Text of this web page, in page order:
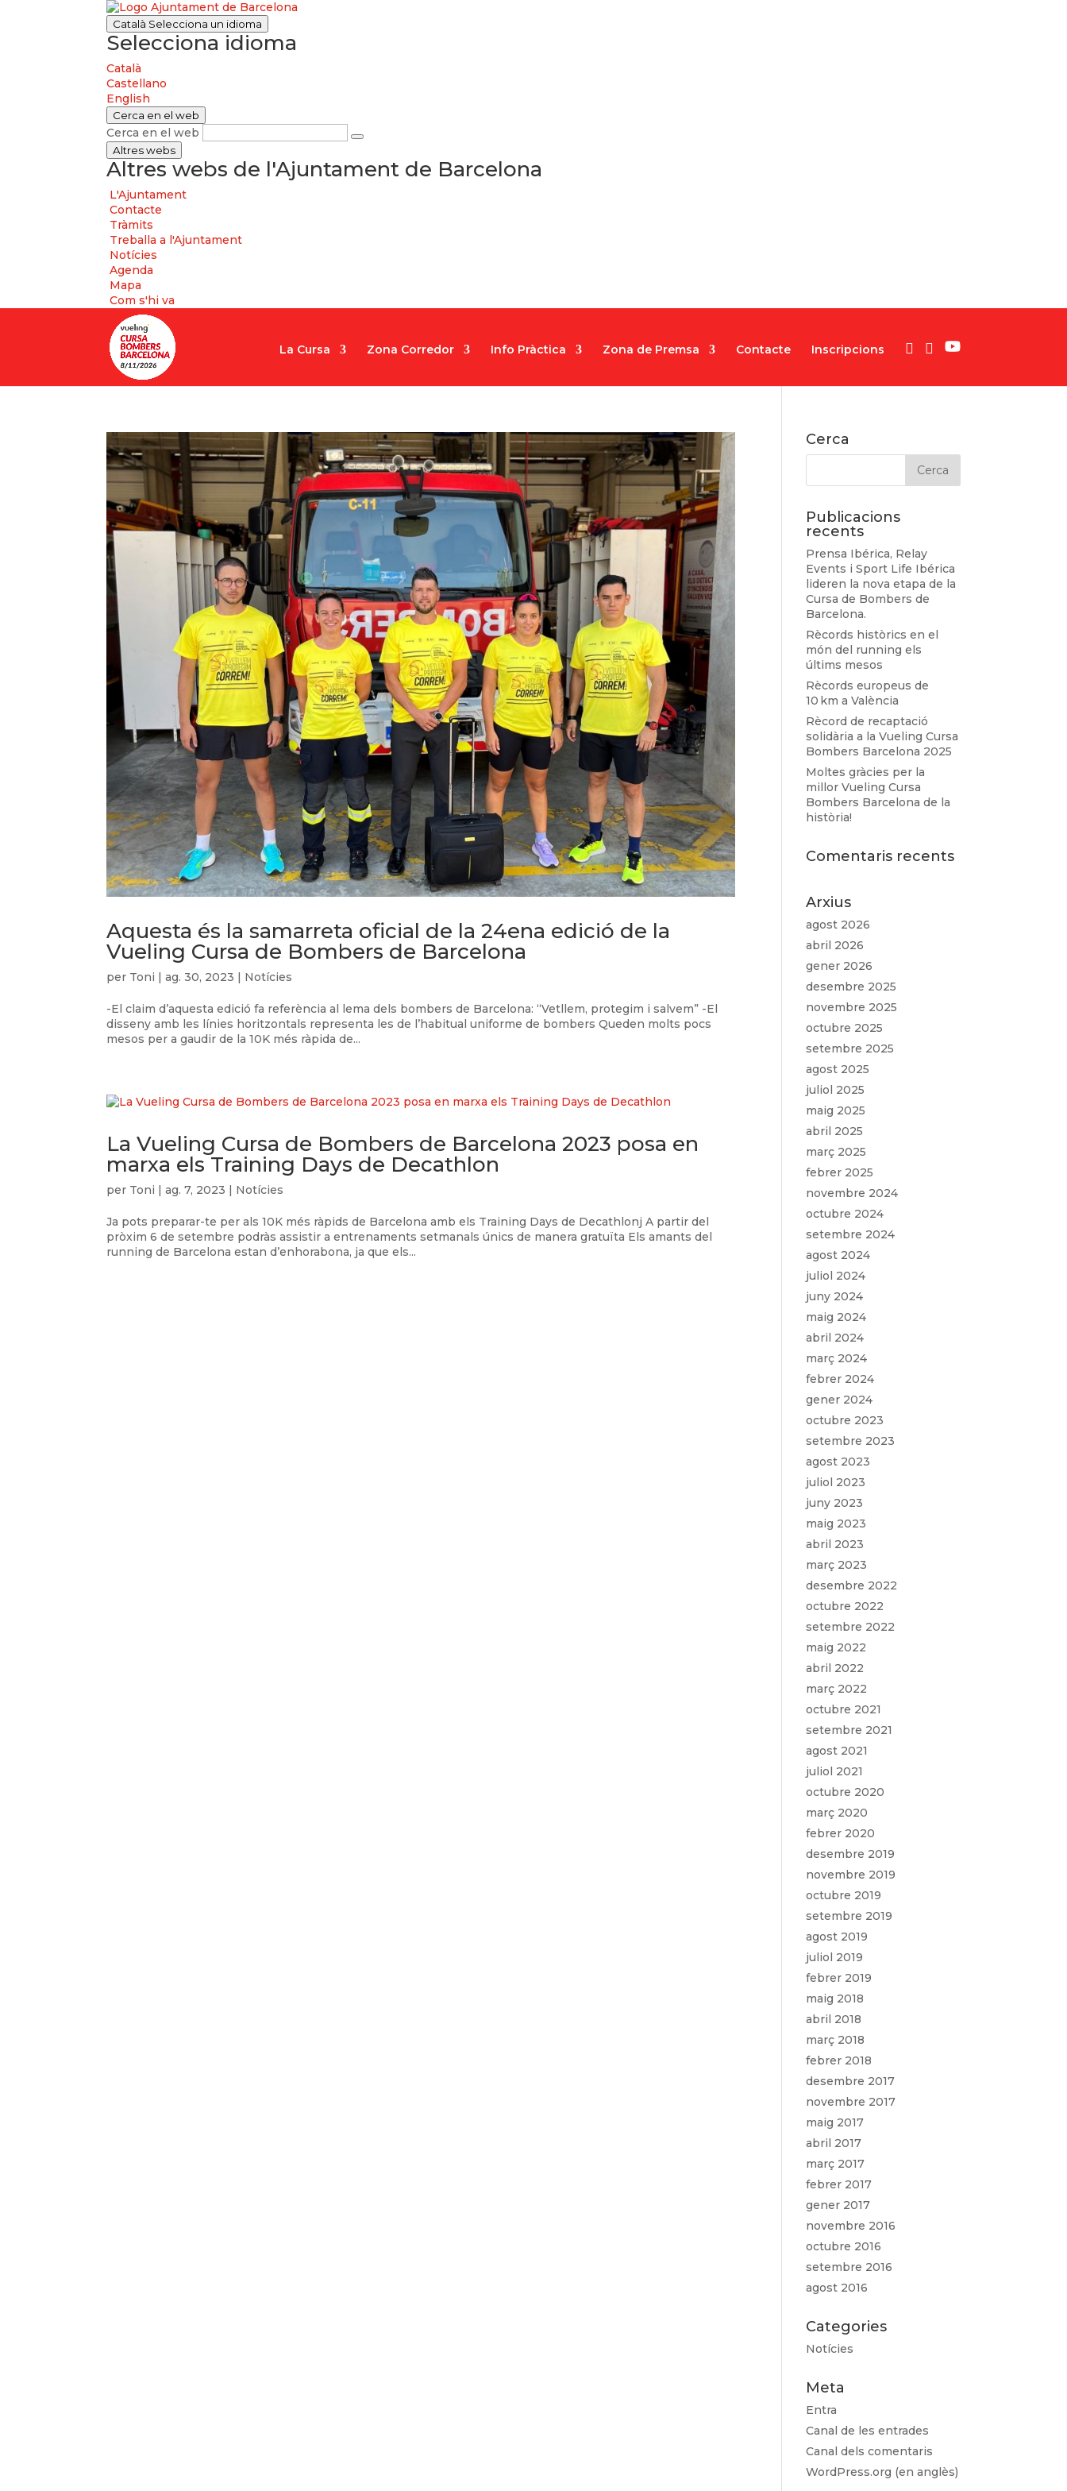
Català Selecciona un idioma
Selecciona idioma
Català
Castellano
English
Cerca en el web
Cerca en el web
Altres webs
Altres webs de l'Ajuntament de Barcelona
L'Ajuntament
Contacte
Tràmits
Treballa a l'Ajuntament
Notícies
Agenda
Mapa
Com s'hi va
La Cursa Zona Corredor Info Pràctica Zona de Premsa Contacte Inscripcions
Aquesta és la samarreta oficial de la 24ena edició de la
Vueling Cursa de Bombers de Barcelona
per Toni |ag. 30, 2023 | Notícies
-El claim d’aquesta edició fa referència al lema dels bombers de Barcelona: “Vetllem, protegim i salvem” -El
disseny amb les línies horitzontals representa les de l’habitual uniforme de bombers Queden molts pocs
mesos per a gaudir de la 10K més ràpida de...
La Vueling Cursa de Bombers de Barcelona 2023 posa en
marxa els Training Days de Decathlon
per Toni |ag. 7, 2023 | Notícies
Ja pots preparar-te per als 10K més ràpids de Barcelona amb els Training Days de Decathlonj A partir del
pròxim 6 de setembre podràs assistir a entrenaments setmanals únics de manera gratuïta Els amants del
running de Barcelona estan d’enhorabona, ja que els...
Cerca
Publicacions
recents
Prensa Ibérica, Relay
Events i Sport Life Ibérica
lideren la nova etapa de la
Cursa de Bombers de
Barcelona.
Rècords històrics en el
món del running els
últims mesos
Rècords europeus de
10 km a València
Rècord de recaptació
solidària a la Vueling Cursa
Bombers Barcelona 2025
Moltes gràcies per la
millor Vueling Cursa
Bombers Barcelona de la
història!
Comentaris recents
Arxius
agost 2026
abril 2026
gener 2026
desembre 2025
novembre 2025
octubre 2025
setembre 2025
agost 2025
juliol 2025
maig 2025
abril 2025
març 2025
febrer 2025
novembre 2024
octubre 2024
setembre 2024
agost 2024
juliol 2024
juny 2024
maig 2024
abril 2024
març 2024
febrer 2024
gener 2024
octubre 2023
setembre 2023
agost 2023
juliol 2023
juny 2023
maig 2023
abril 2023
març 2023
desembre 2022
octubre 2022
setembre 2022
maig 2022
abril 2022
març 2022
octubre 2021
setembre 2021
agost 2021
juliol 2021
octubre 2020
març 2020
febrer 2020
desembre 2019
novembre 2019
octubre 2019
setembre 2019
agost 2019
juliol 2019
febrer 2019
maig 2018
abril 2018
març 2018
febrer 2018
desembre 2017
novembre 2017
maig 2017
abril 2017
març 2017
febrer 2017
gener 2017
novembre 2016
octubre 2016
setembre 2016
agost 2016
Categories
Notícies
Meta
Entra
Canal de les entrades
Canal dels comentaris
WordPress.org (en anglès)